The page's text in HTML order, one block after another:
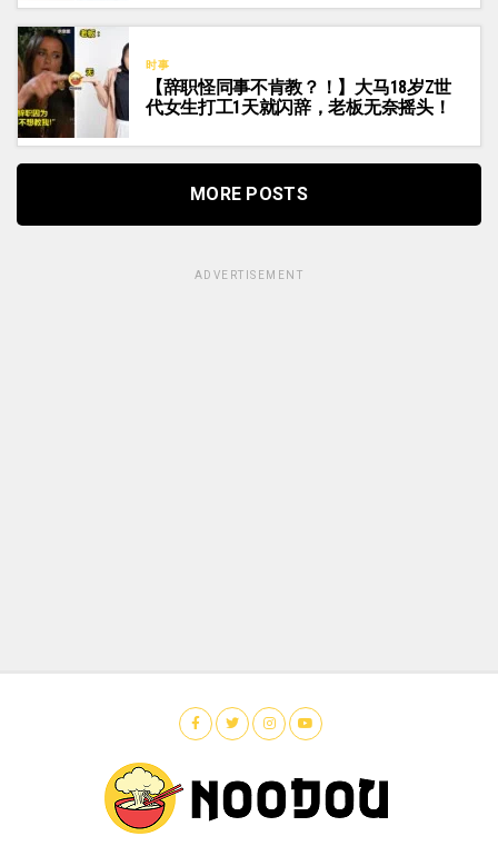
时事
【辞职怪同事不肯教？！】大马18岁Z世
代女生打工1天就闪辞，老板无奈摇头！
MORE POSTS
ADVERTISEMENT